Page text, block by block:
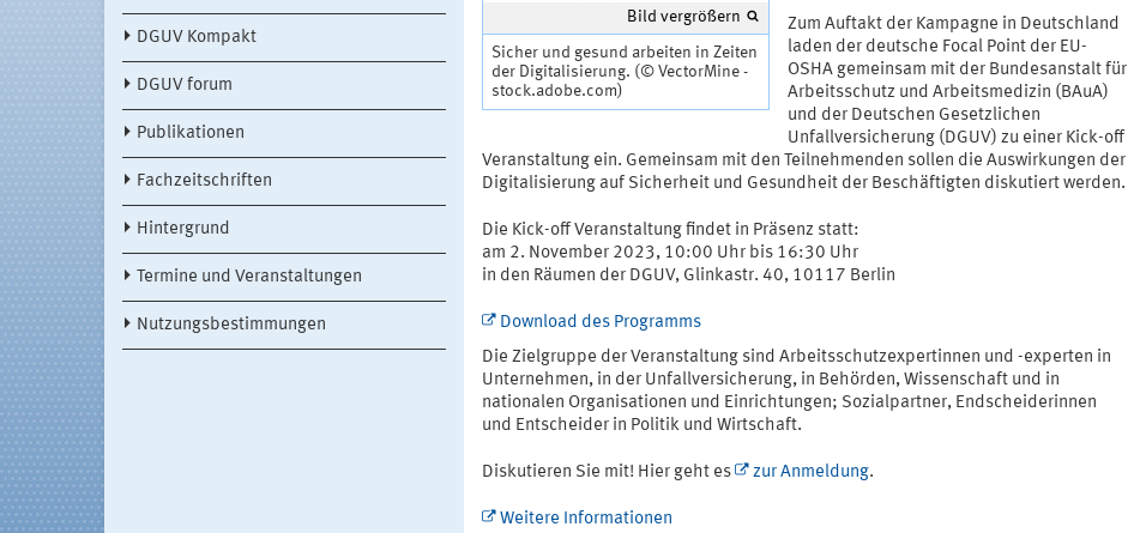
DGUV Kompakt
DGUV forum
Publikationen
Fachzeitschriften
Hintergrund
Termine und Veranstaltungen
Nutzungsbestimmungen
Bild vergrößern
Sicher und gesund arbeiten in Zeiten
der Digitalisierung. (© VectorMine -
stock.adobe.com)
Zum Auftakt der Kampagne in Deutschland
laden der deutsche Focal Point der EU-
OSHA gemeinsam mit der Bundesanstalt für
Arbeitsschutz und Arbeitsmedizin (BAuA)
und der Deutschen Gesetzlichen
Unfallversicherung (DGUV) zu einer Kick-off
Veranstaltung ein. Gemeinsam mit den Teilnehmenden sollen die Auswirkungen der
Digitalisierung auf Sicherheit und Gesundheit der Beschäftigten diskutiert werden.
Die Kick-off Veranstaltung findet in Präsenz statt:
am 2. November 2023, 10:00 Uhr bis 16:30 Uhr
in den Räumen der DGUV, Glinkastr. 40, 10117 Berlin
Download des Programms
Die Zielgruppe der Veranstaltung sind Arbeitsschutzexpertinnen und -experten in
Unternehmen, in der Unfallversicherung, in Behörden, Wissenschaft und in
nationalen Organisationen und Einrichtungen; Sozialpartner, Endscheiderinnen
und Entscheider in Politik und Wirtschaft.
Diskutieren Sie mit! Hier geht es zur Anmeldung.
Weitere Informationen